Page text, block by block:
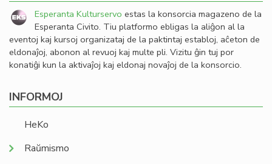
Esperanta Kulturservo estas la konsorcia magazeno de la
Esperanta Civito. Tiu platformo ebligas la aliĝon al la
eventoj kaj kursoj organizataj de la paktintaj establoj, aĉeton de
eldonaĵoj, abonon al revuoj kaj multe pli. Vizitu ĝin tuj por
konatiĝi kun la aktivaĵoj kaj eldonaj novaĵoj de la konsorcio.
INFORMOJ
HeKo
Raŭmismo